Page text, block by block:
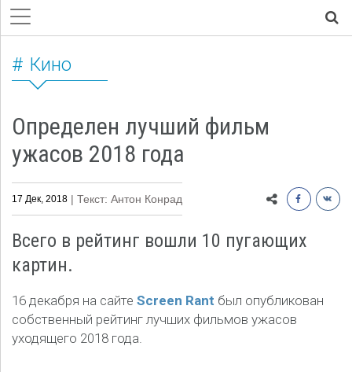
Кино
Определен лучший фильм
ужасов 2018 года
17 Дек, 2018 | Текст: Антон Конрад
Всего в рейтинг вошли 10 пугающих
картин.
16 декабря на сайте Screen Rant был опубликован
собственный рейтинг лучших фильмов ужасов
уходящего 2018 года.